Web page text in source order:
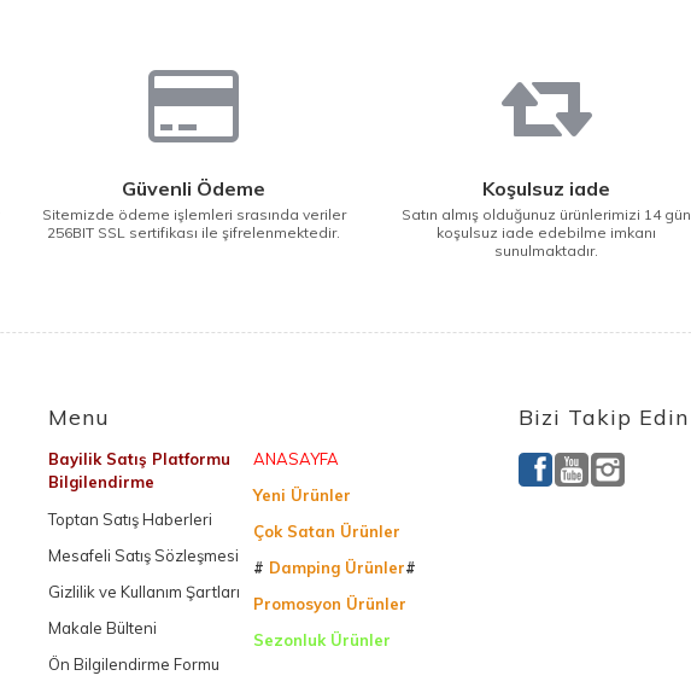
Güvenli Ödeme
Sitemizde ödeme işlemleri srasında veriler
256BIT SSL sertifikası ile şifrelenmektedir.
Koşulsuz iade
Satın almış olduğunuz ürünlerimizi 14 gün
koşulsuz iade edebilme imkanı
sunulmaktadır.
Menu
Bayilik Satış Platformu
Bilgilendirme
Toptan Satış Haberleri
Mesafeli Satış Sözleşmesi
Gizlilik ve Kullanım Şartları
Makale Bülteni
Ön Bilgilendirme Formu
ANASAYFA
Yeni Ürünler
Çok Satan Ürünler
# Damping Ürünler#
Promosyon Ürünler
Sezonluk Ürünler
Bizi Takip Edin